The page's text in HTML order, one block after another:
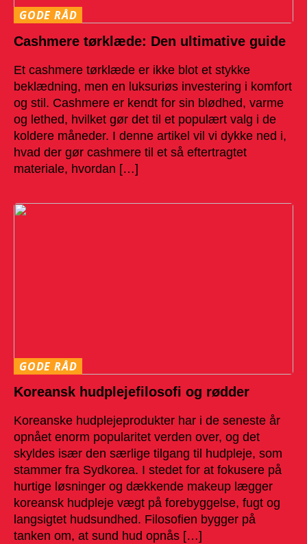
GODE RÅD
Cashmere tørklæde: Den ultimative guide
Et cashmere tørklæde er ikke blot et stykke
beklædning, men en luksuriøs investering i komfort
og stil. Cashmere er kendt for sin blødhed, varme
og lethed, hvilket gør det til et populært valg i de
koldere måneder. I denne artikel vil vi dykke ned i,
hvad der gør cashmere til et så eftertragtet
materiale, hvordan […]
GODE RÅD
Koreansk hudplejefilosofi og rødder
Koreanske hudplejeprodukter har i de seneste år
opnået enorm popularitet verden over, og det
skyldes især den særlige tilgang til hudpleje, som
stammer fra Sydkorea. I stedet for at fokusere på
hurtige løsninger og dækkende makeup lægger
koreansk hudpleje vægt på forebyggelse, fugt og
langsigtet hudsundhed. Filosofien bygger på
tanken om, at sund hud opnås […]